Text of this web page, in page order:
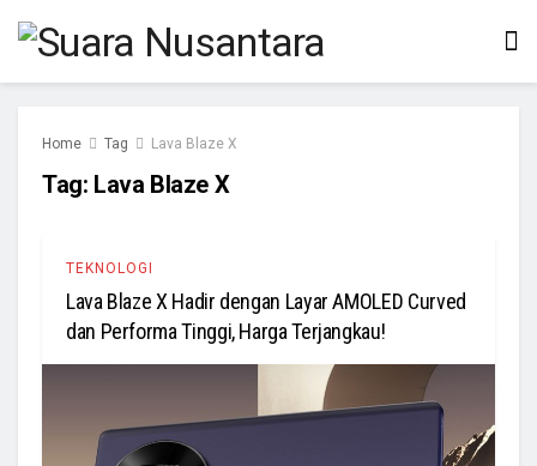
Home Tag Lava Blaze X
Tag: Lava Blaze X
TEKNOLOGI
Lava Blaze X Hadir dengan Layar AMOLED Curved
dan Performa Tinggi, Harga Terjangkau!